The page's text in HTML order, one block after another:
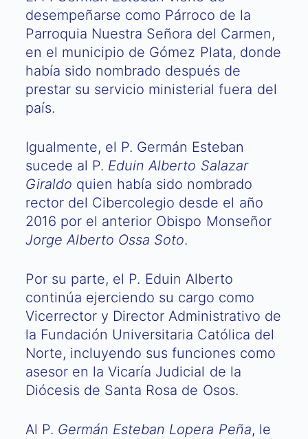
desempeñarse como Párroco de la
Parroquia Nuestra Señora del Carmen,
en el municipio de Gómez Plata, donde
había sido nombrado después de
prestar su servicio ministerial fuera del
país.
Igualmente, el P. Germán Esteban
sucede al P. Eduin Alberto Salazar
Giraldo quien había sido nombrado
rector del Cibercolegio desde el año
2016 por el anterior Obispo Monseñor
Jorge Alberto Ossa Soto.
Por su parte, el P. Eduin Alberto
continúa ejerciendo su cargo como
Vicerrector y Director Administrativo de
la Fundación Universitaria Católica del
Norte, incluyendo sus funciones como
asesor en la Vicaría Judicial de la
Diócesis de Santa Rosa de Osos.
Al P. Germán Esteban Lopera Peña, le